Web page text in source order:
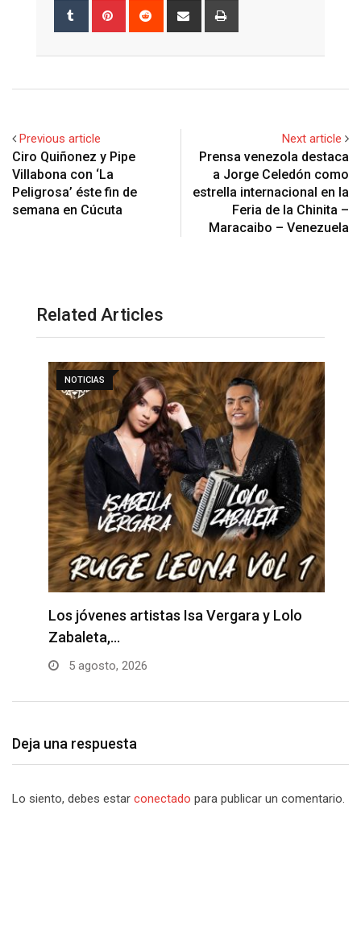
Tumblr Pinterest Reddit
Share
Previous article
Ciro Quiñonez y Pipe
Villabona con ‘La
Peligrosa’ éste fin de
semana en Cúcuta
Next article
Prensa venezola destaca
a Jorge Celedón como
estrella internacional en la
Feria de la Chinita –
Maracaibo – Venezuela
Related Articles
NOTICIAS
Los jóvenes artistas Isa Vergara y Lolo
Zabaleta,…
5 agosto, 2026
Deja una respuesta
Lo siento, debes estar conectado para publicar un comentario.